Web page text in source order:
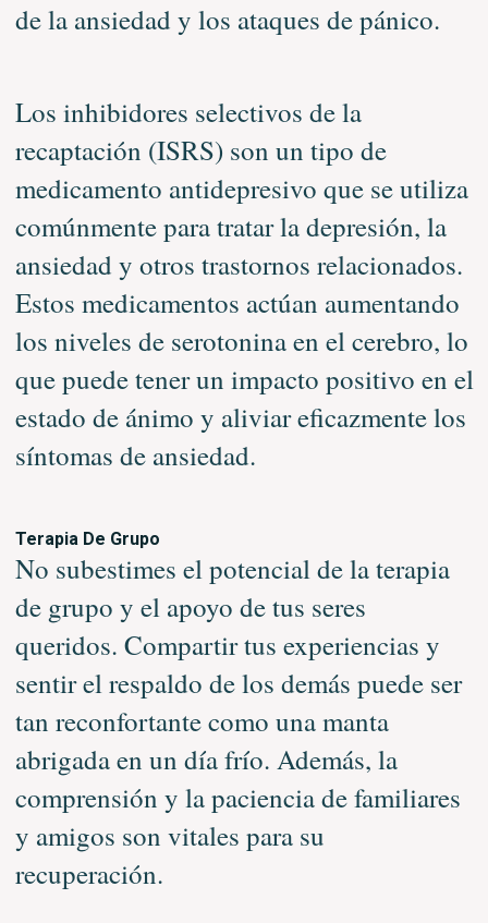
de la ansiedad y los ataques de pánico.
Los inhibidores selectivos de la
recaptación (ISRS) son un tipo de
medicamento antidepresivo que se utiliza
comúnmente para tratar la depresión, la
ansiedad y otros trastornos relacionados.
Estos medicamentos actúan aumentando
los niveles de serotonina en el cerebro, lo
que puede tener un impacto positivo en el
estado de ánimo y aliviar eficazmente los
síntomas de ansiedad.
Terapia De Grupo
No subestimes el potencial de la terapia
de grupo y el apoyo de tus seres
queridos. Compartir tus experiencias y
sentir el respaldo de los demás puede ser
tan reconfortante como una manta
abrigada en un día frío. Además, la
comprensión y la paciencia de familiares
y amigos son vitales para su
recuperación.